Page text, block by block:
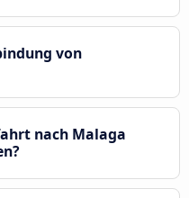
von
nach Malaga